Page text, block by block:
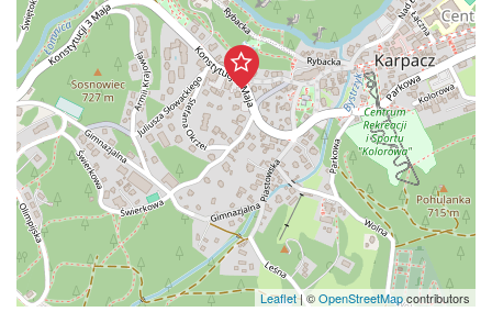
Leaflet|©OpenStreetMapcontributors